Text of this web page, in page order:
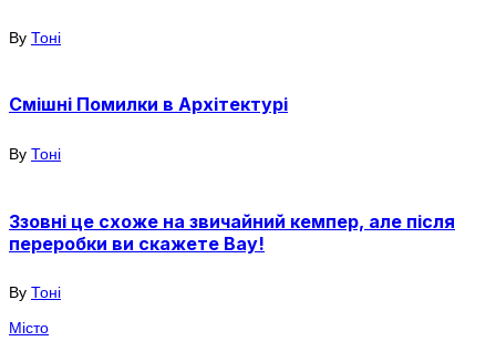
By Тоні
Смішні Помилки в Архітектурі
By Тоні
Ззовні це схоже на звичайний кемпер, але після
переробки ви скажете Вау!
By Тоні
Місто